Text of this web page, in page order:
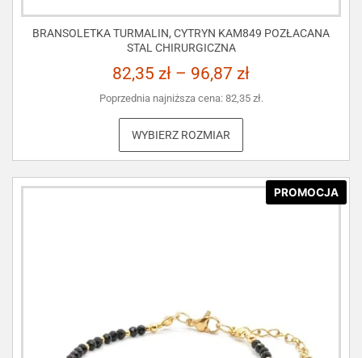
BRANSOLETKA TURMALIN, CYTRYN KAM849 POZŁACANA
STAL CHIRURGICZNA
82,35 zł – 96,87 zł
Poprzednia najniższa cena: 82,35 zł.
WYBIERZ ROZMIAR
PROMOCJA